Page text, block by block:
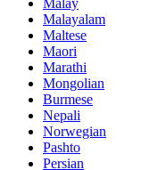
Malayalam
Maltese
Maori
Marathi
Mongolian
Burmese
Nepali
Norwegian
Pashto
Persian